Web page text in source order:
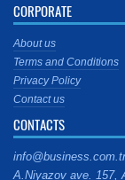
CORPORATE
About us
Terms and Conditions
Privacy Policy
Contact us
CONTACTS
A.Niyazov ave. 157,